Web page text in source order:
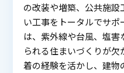
の改装や増築、公共施設
い工事をトータルでサポ
は、紫外線や台風、塩
られる住まいづくりが
着の経験を活かし、建